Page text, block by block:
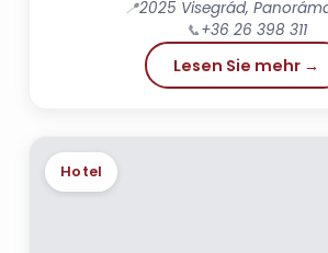
📍2025 Visegrád,
📞+36 26 398 311
Lesen Sie mehr →
Hotel